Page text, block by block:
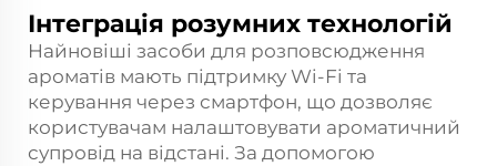
Інтеграція розумних технологій
Найновіші засоби для розповсюдження
ароматів мають підтримку Wi-Fi та
керування через смартфон, що дозволяє
користувачам налаштовувати ароматичний
супровід на відстані. За допомогою